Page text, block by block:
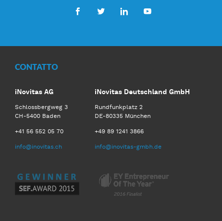
CONTATTO
iNovitas AG
Schlossbergweg 3
CH-5400 Baden
+41 56 552 05 70
info@inovitas.ch
iNovitas Deutschland GmbH
Rundfunkplatz 2
DE-80335 München
+49 89 1241 3866
info@inovitas-gmbh.de